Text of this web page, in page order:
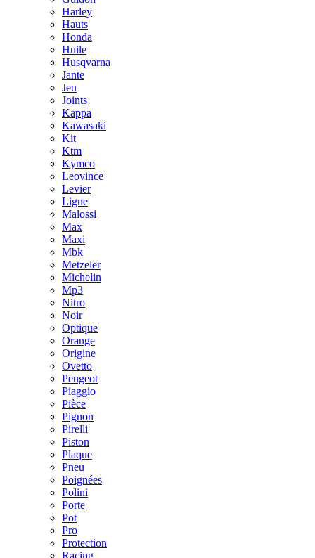
Harley
Hauts
Honda
Huile
Husqvarna
Jante
Jeu
Joints
Kappa
Kawasaki
Kit
Ktm
Kymco
Leovince
Levier
Ligne
Malossi
Max
Maxi
Mbk
Metzeler
Michelin
Mp3
Nitro
Noir
Optique
Orange
Origine
Ovetto
Peugeot
Piaggio
Pièce
Pignon
Pirelli
Piston
Plaque
Pneu
Poignées
Polini
Porte
Pot
Pro
Protection
Racing